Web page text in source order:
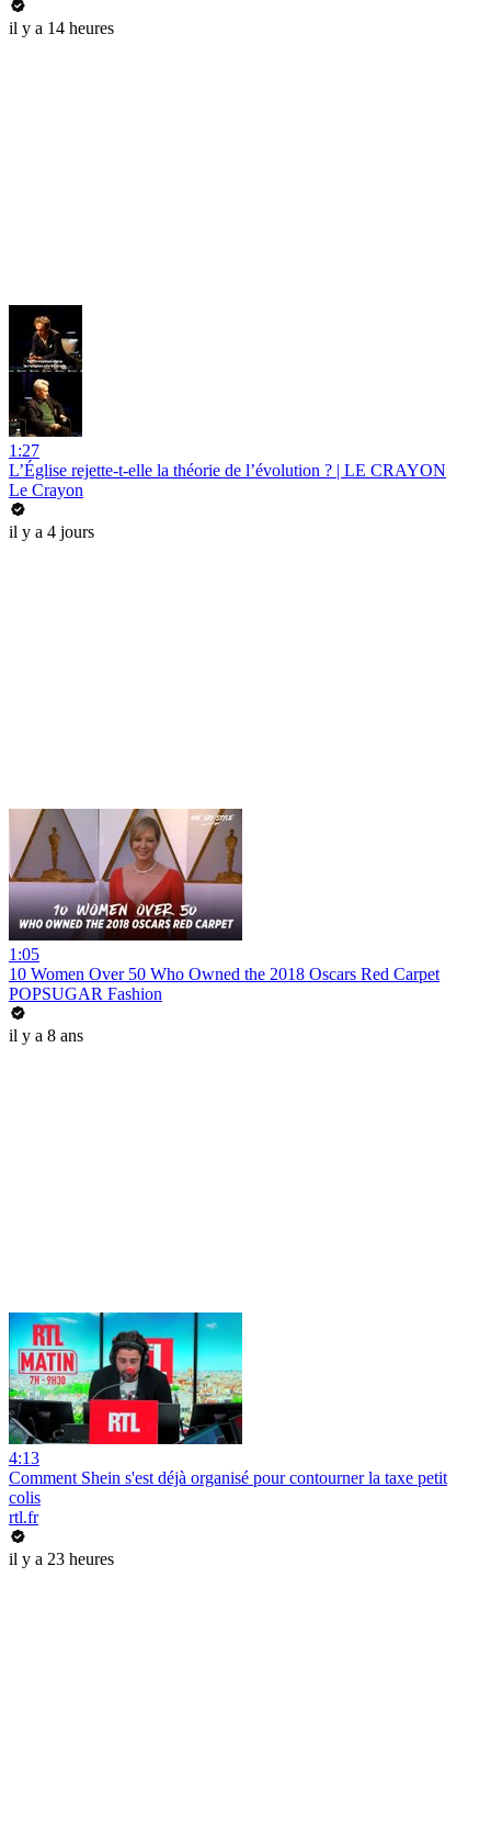
il y a 14 heures
1:27
L’Église rejette-t-elle la théorie de l’évolution ? | LE CRAYON
Le Crayon
il y a 4 jours
1:05
10 Women Over 50 Who Owned the 2018 Oscars Red Carpet
POPSUGAR Fashion
il y a 8 ans
4:13
Comment Shein s'est déjà organisé pour contourner la taxe petit
colis
rtl.fr
il y a 23 heures